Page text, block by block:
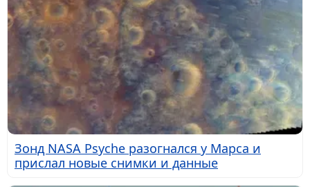
Зонд NASA Psyche разогнался у Марса и
прислал новые снимки и данные